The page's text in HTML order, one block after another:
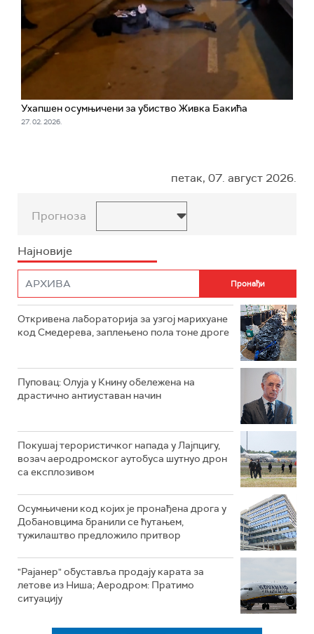
Ухапшен осумњичени за убиство Живка Бакића
27. 02. 2026.
петак, 07. август 2026.
Прогноза
Најновије
Откривена лабораторија за узгој марихуане
код Смедерева, заплењено пола тоне дроге
Пуповац: Олуја у Книну обележена на
драстично антиуставан начин
Покушај терористичког напада у Лајпцигу,
возач аеродромског аутобуса шутнуо дрон
са експлозивом
Осумњичени код којих је пронађена дрога у
Добановцима бранили се ћутањем,
тужилаштво предложило притвор
"Рајанер" обуставља продају карата за
летове из Ниша; Аеродром: Пратимо
ситуацију